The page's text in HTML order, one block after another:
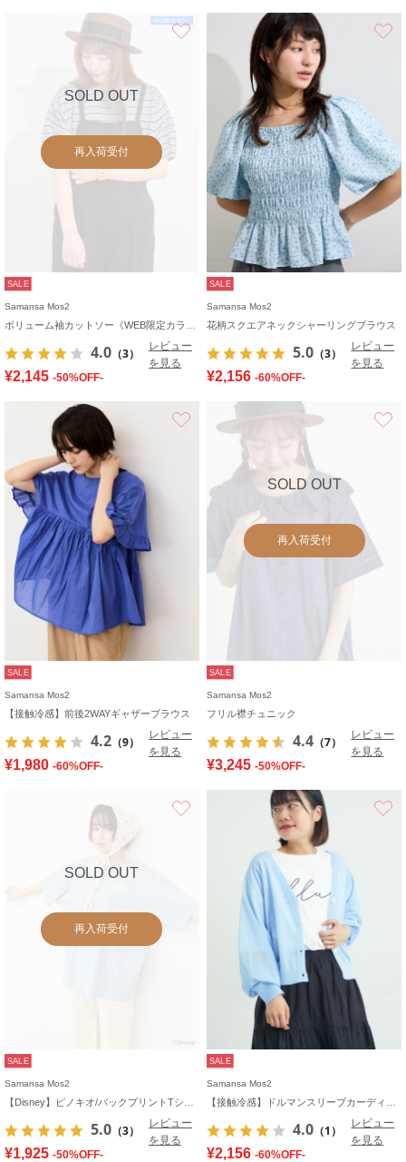
SOLD OUT
再入荷受付
SALE
Samansa Mos2
4.0 （3）
レビュー
を見る
¥2,145 -50%OFF-
SALE
Samansa Mos2
花柄スクエアネックシャーリングブラウス
5.0 （3）
レビュー
を見る
¥2,156 -60%OFF-
お気に入り
SALE
Samansa Mos2
【接触冷感】前後2WAYギャザーブラウス
4.2 （9）
レビュー
を見る
¥1,980 -60%OFF-
SOLD OUT
再入荷受付
SALE
Samansa Mos2
フリル襟チュニック
4.4 （7）
レビュー
を見る
¥3,245 -50%OFF-
SOLD OUT
再入荷受付
SALE
Samansa Mos2
5.0 （3）
レビュー
を見る
¥1,925 -50%OFF-
SALE
Samansa Mos2
4.0 （1）
レビュー
を見る
¥2,156 -60%OFF-